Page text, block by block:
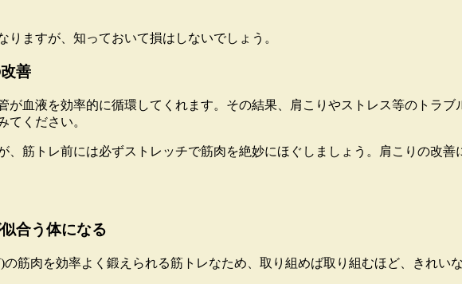
ますが、知っておいて損はしないでしょう。
善
が血液を効率的に循環してくれます。その結果、肩こりやストレス等のトラ
てください。
筋トレ前には必ずストレッチで筋肉を絶妙にほぐしましょう 。肩こりの改善
合う体になる
筋肉を効率よく鍛えられる筋トレなため、取り組めば取り組むほど、きれい